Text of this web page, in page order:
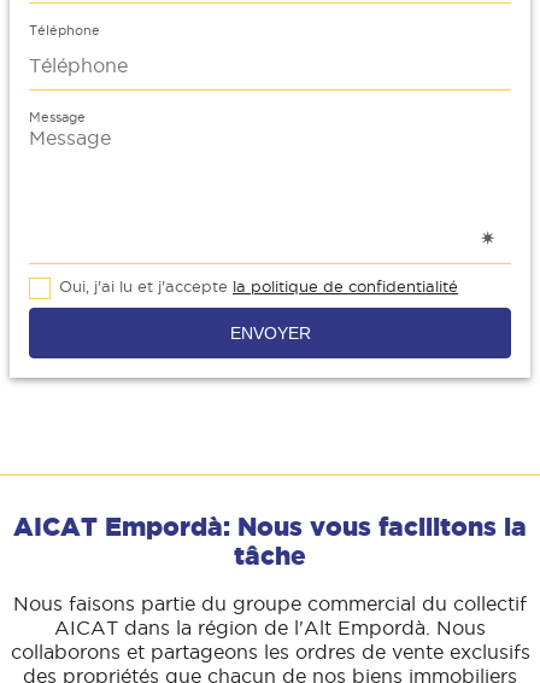
Téléphone
Message
Oui, j'ai lu et j'accepte la politique de confidentialité
ENVOYER
AICAT Empordà: Nous vous facilitons la
tâche
Nous faisons partie du groupe commercial du collectif
AICAT dans la région de l'Alt Empordà. Nous
collaborons et partageons les ordres de vente exclusifs
des propriétés que chacun de nos biens immobiliers